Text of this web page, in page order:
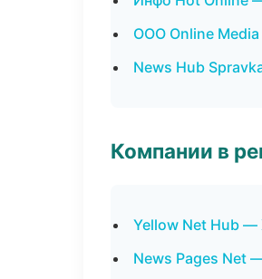
ООО Online
News Hub
Компании в
Yellow Net Hub —
News Pages Net